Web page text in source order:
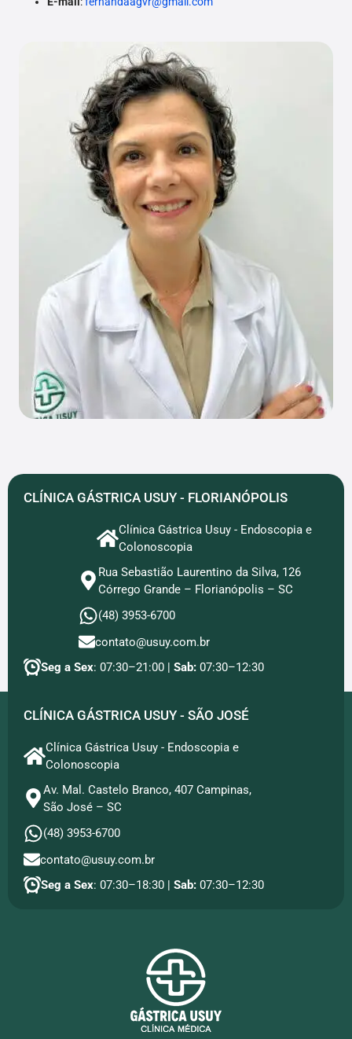
CLÍNICA GÁSTRICA USUY - FLORIANÓPOLIS
Clínica Gástrica Usuy - Endoscopia e
Colonoscopia
Rua Sebastião Laurentino da Silva, 126
Córrego Grande – Florianópolis – SC
(48) 3953-6700
contato@usuy.com.br
Seg a Sex: 07:30–21:00 | Sab: 07:30–12:30
CLÍNICA GÁSTRICA USUY - SÃO JOSÉ
Clínica Gástrica Usuy - Endoscopia e
Colonoscopia
Av. Mal. Castelo Branco, 407 Campinas,
São José – SC
(48) 3953-6700
contato@usuy.com.br
Seg a Sex: 07:30–18:30 | Sab: 07:30–12:30